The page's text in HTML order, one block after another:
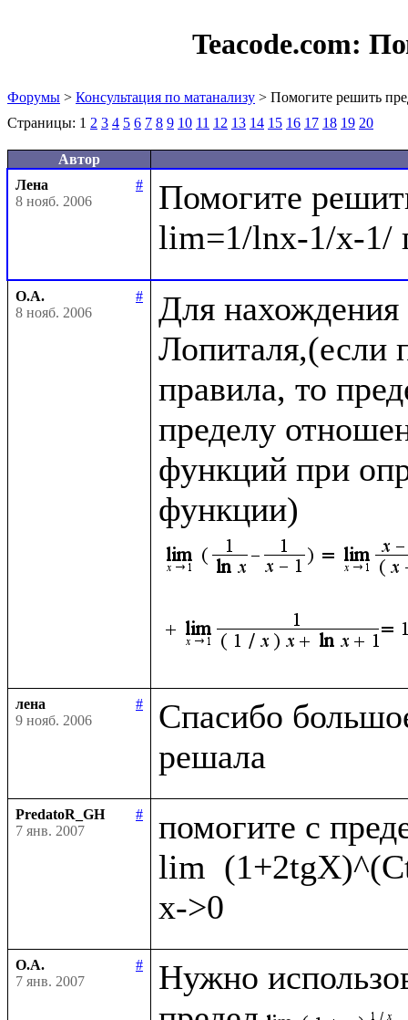
Teacode.com:
Форумы > Консультация по матанализу > Помогите решить
Страницы: 1 2 3 4 5 6 7 8 9 10 11 12 13 14 15 16 17 18 19 20
Автор
Лена
#
8 нояб. 2006
Помогите
О.А.
#
8 нояб. 2006
Для нахождения
Лопиталя,(если
правила, то
пределу
функций при
функции)
лена
#
9 нояб. 2006
Спасибо
PredatoR_GH
#
7 янв. 2007
помогите с
lim
О.А.
#
7 янв. 2007
Нужно